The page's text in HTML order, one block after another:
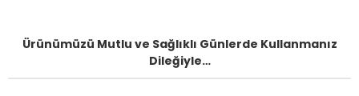
Ürünümüzü Mutlu ve Sağlıklı Günlerde Kullanmanız
Dileğiyle…